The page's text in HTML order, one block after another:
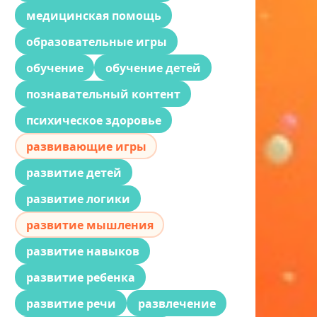
медицинская помощь
образовательные игры
обучение
обучение детей
познавательный контент
психическое здоровье
развивающие игры
развитие детей
развитие логики
развитие мышления
развитие навыков
развитие ребенка
развитие речи
развлечение